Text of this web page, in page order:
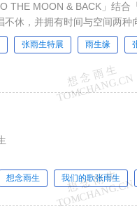
THE MOON & BACK」结合
休，并拥有时间与空间两种
张雨生特展 雨生缘
想念雨生 我们的歌张雨生